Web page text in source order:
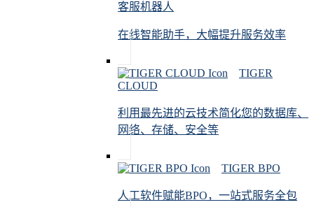
客服机器人
在线智能助手，大幅提升服务效率
TIGER
CLOUD
利用最先进的云技术简化您的数据库、
网络、存储、安全等
TIGER BPO
人工软件赋能BPO，一站式服务全包